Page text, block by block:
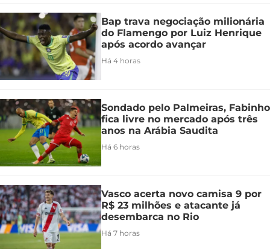
Bap trava negociação milionária
do Flamengo por Luiz Henrique
após acordo avançar
Há 4 horas
Sondado pelo Palmeiras, Fabinho
fica livre no mercado após três
anos na Arábia Saudita
Há 6 horas
Vasco acerta novo camisa 9 por
R$ 23 milhões e atacante já
desembarca no Rio
Há 7 horas